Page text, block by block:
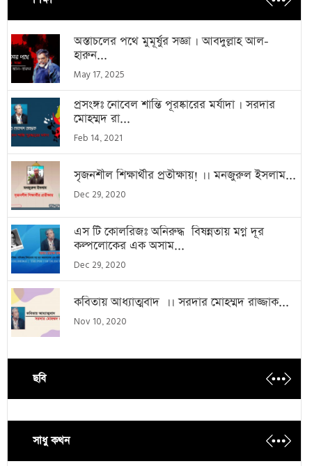
অস্তাচলের পথে মুমূর্ষুর সজ্ঞা । আবদুল্লাহ আল-
হারুন...
May 17, 2025
প্রসংঙ্গঃ নোবেল শান্তি পূরষ্কারের মর্যাদা । সরদার
মোহম্মদ রা...
Feb 14, 2021
সৃজনশীল শিক্ষার্থীর প্রতীক্ষায়! ।। মনজুরুল ইসলাম...
Dec 29, 2020
এস টি কোলরিজঃ অনিরুদ্ধ বিষন্নতায় মগ্ন দূর
কল্পলোকের এক অসাম...
Dec 29, 2020
কবিতায় আধ্যাত্মবাদ ।। সরদার মোহম্মদ রাজ্জাক...
Nov 10, 2020
ছবি
সাধু কথন